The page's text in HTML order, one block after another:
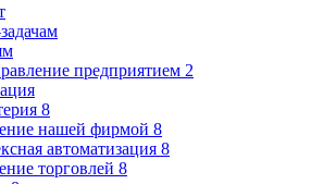
предприятием 2
8
нашей фирмой 8
автоматизация 8
торговлей 8